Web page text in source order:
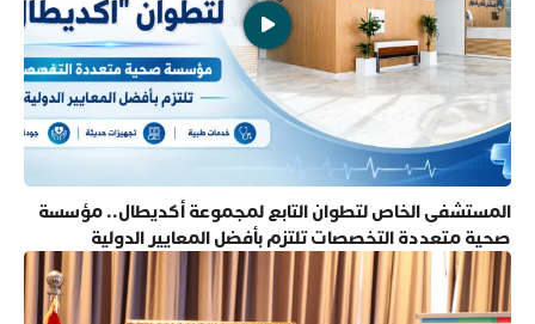
المستشفى الخاص لتطوان التابع لمجموعة أكديطال.. مؤسسة
صحية متعددة التخصصات تلتزم بأفضل المعايير الدولية